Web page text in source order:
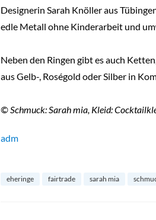
Designerin Sarah Knöller aus
edle Metall ohne Kinderarbeit und
Neben den Ringen gibt es auch
aus Gelb-, Roségold oder Silber in
© Schmuck: Sarah mia, Kleid:
adm
eheringe fairtrade sarah mia